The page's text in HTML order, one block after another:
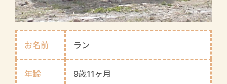
お名前 ラン
年齢 9歳11ヶ月